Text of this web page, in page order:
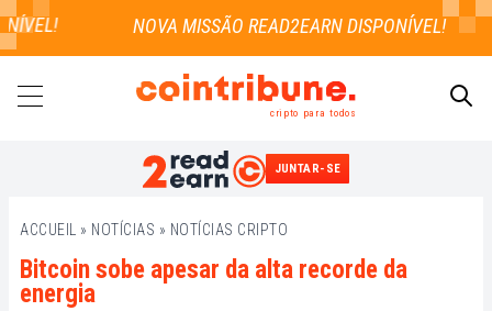
cripto para todos
JUNTAR-SE
ACCUEIL » NOTÍCIAS » NOTÍCIAS CRIPTO
Bitcoin sobe apesar da alta recorde da
energia